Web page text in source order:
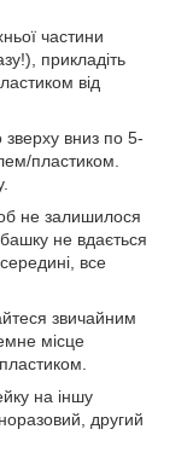
частини
прикладіть
від
вниз по 5-
пластиком.
не залишилося
не вдається
все
звичайним
місце
на іншу
другий